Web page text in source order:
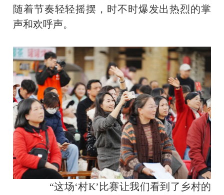
随着节奏轻轻摇摆，时不时爆发出热烈的掌
声和欢呼声。
“这场‘村K’比赛让我们看到了乡村的